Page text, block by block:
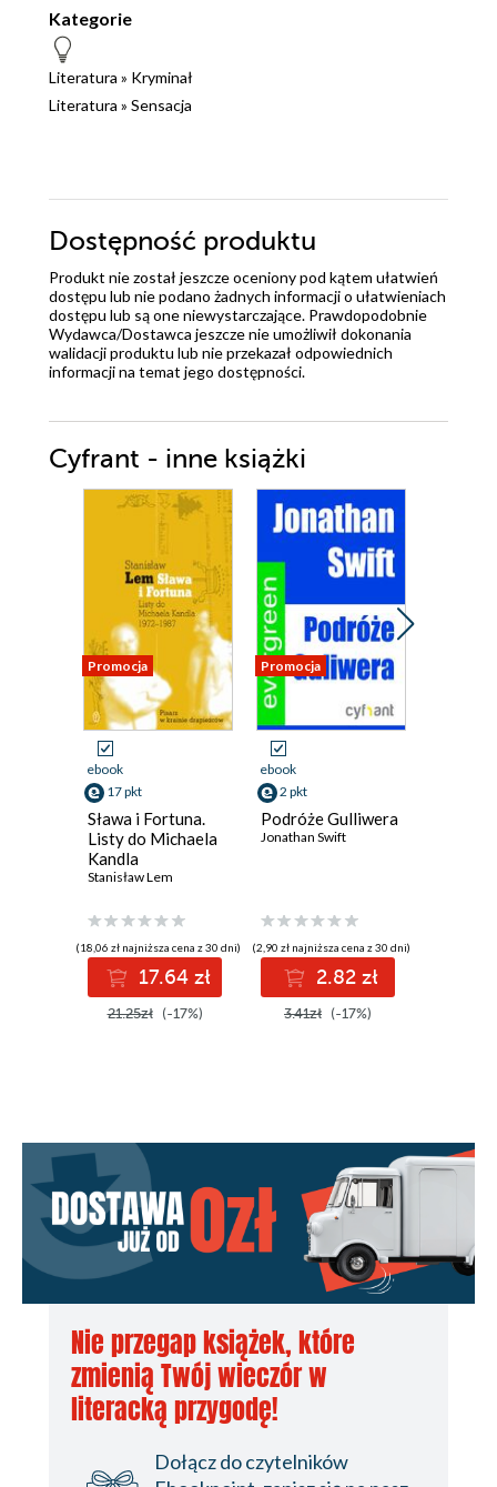
Kategorie
Literatura » Kryminał
Literatura » Sensacja
Dostępność produktu
Produkt nie został jeszcze oceniony pod kątem ułatwień
dostępu lub nie podano żadnych informacji o ułatwieniach
dostępu lub są one niewystarczające. Prawdopodobnie
Wydawca/Dostawca jeszcze nie umożliwił dokonania
walidacji produktu lub nie przekazał odpowiednich
informacji na temat jego dostępności.
Cyfrant - inne książki
Promocja
ebook
17 pkt
Sława i Fortuna.
Listy do Michaela
Kandla
Stanisław Lem
(18,06 zł najniższa cena z 30 dni)
17.64 zł
21.25zł (-17%)
Promocja
ebook
2 pkt
Podróże Gulliwera
Jonathan Swift
(2,90 zł najniższa cena z 30 dni)
2.82 zł
3.41zł (-17%)
Nie przegap książek, które
zmienią Twój wieczór w
literacką przygodę!
Dołącz do czytelników